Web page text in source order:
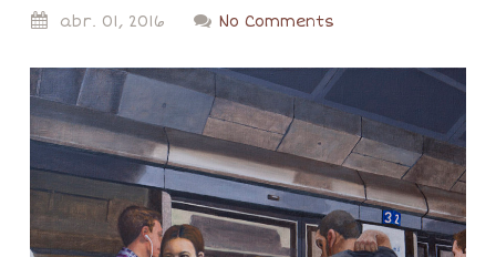
abr. 01, 2016 No Comments